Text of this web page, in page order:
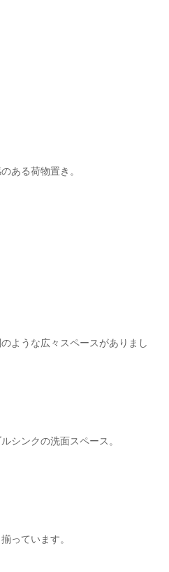
ある荷物置き。
ような広々スペースがありまし
シンクの洗面スペース。
っています。